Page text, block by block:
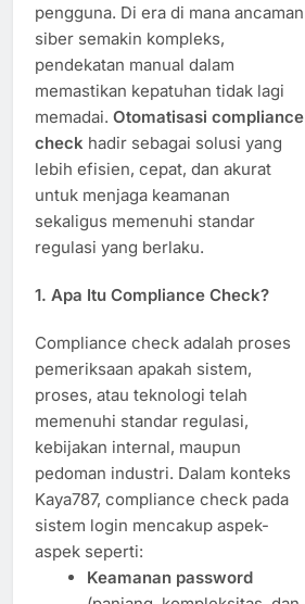
pengguna. Di era di mana ancaman
siber semakin kompleks,
pendekatan manual dalam
memastikan kepatuhan tidak lagi
memadai. Otomatisasi compliance
check hadir sebagai solusi yang
lebih efisien, cepat, dan akurat
untuk menjaga keamanan
sekaligus memenuhi standar
regulasi yang berlaku.
1. Apa Itu Compliance Check?
Compliance check adalah proses
pemeriksaan apakah sistem,
proses, atau teknologi telah
memenuhi standar regulasi,
kebijakan internal, maupun
pedoman industri. Dalam konteks
Kaya787, compliance check pada
sistem login mencakup aspek-
aspek seperti:
Keamanan password